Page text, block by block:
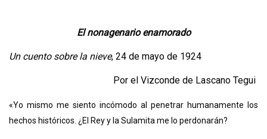
El nonagenario enamorado
Un cuento sobre la nieve, 24 de mayo de 1924
Por el Vizconde de Lascano Tegui
«Yo mismo me siento incómodo al penetrar humanamente los
hechos históricos. ¿El Rey y la Sulamita me lo perdonarán?